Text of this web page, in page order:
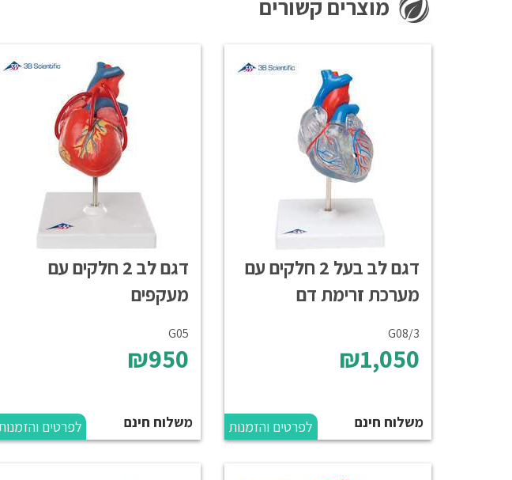
מוצרים קשורים
דגם לב בעל 2 חלקים עם
מערכת זרימת דם
G08/3
₪1,050
משלוח חינם לפרטים והזמנות
דגם לב 2 חלקים עם
מעקפים
G05
₪950
משלוח חינם לפרטים